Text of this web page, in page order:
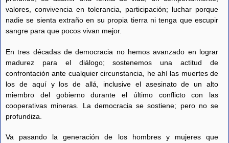
valores, convivencia en tolerancia, participación; luchar porque
nadie se sienta extraño en su propia tierra ni tenga que escupir
sangre para que pocos vivan mejor.
En tres décadas de democracia no hemos avanzado en lograr
madurez para el diálogo; sostenemos una actitud de
confrontación ante cualquier circunstancia, he ahí las muertes de
los de aquí y los de allá, inclusive el asesinato de un alto
miembro del gobierno durante el último conflicto con las
cooperativas mineras. La democracia se sostiene; pero no se
profundiza.
Va pasando la generación de los hombres y mujeres que